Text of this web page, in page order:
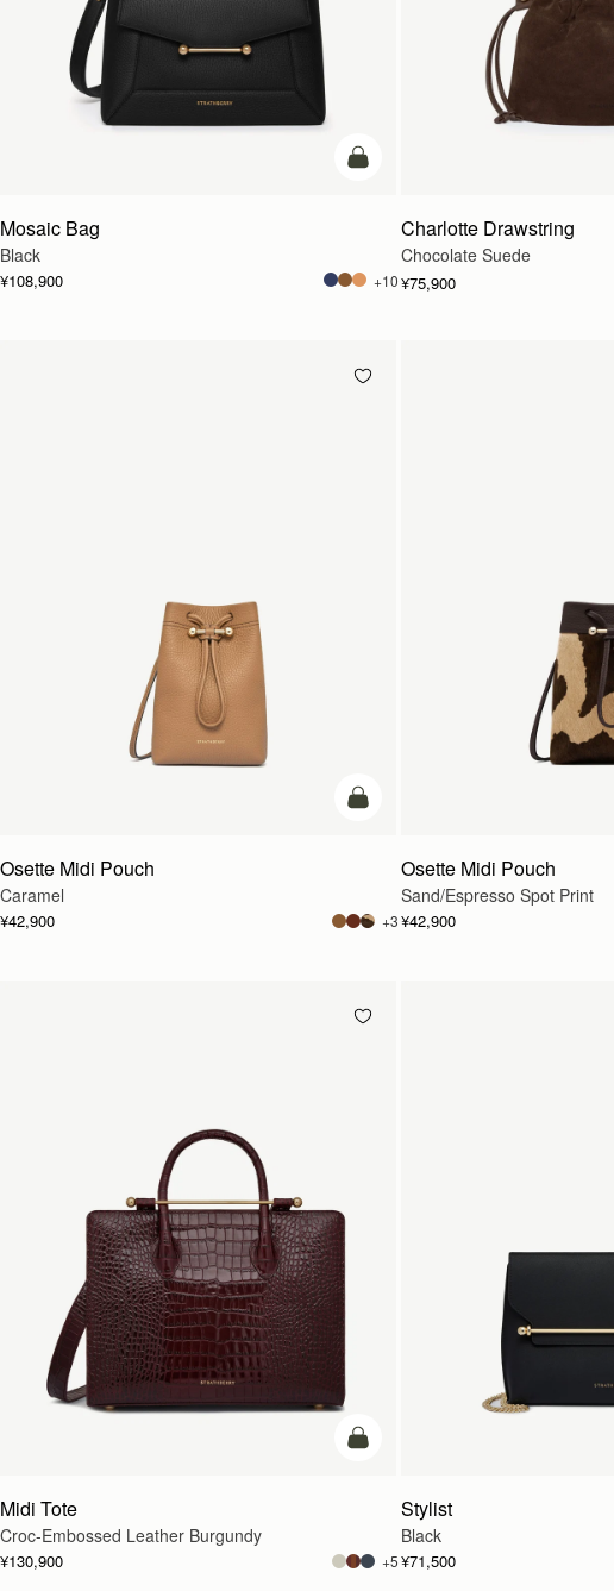
カートに追加
Mosaic Bag
Black
¥108,900 +10
Charlotte Drawstring
Chocolate Suede
¥75,900
カートに追加
Osette Midi Pouch
Caramel
¥42,900 +3
Osette Midi Pouch
Sand/Espresso Spot Print
¥42,900
カートに追加
Midi Tote
Croc-Embossed Leather Burgundy
¥130,900 +5
Stylist
Black
¥71,500